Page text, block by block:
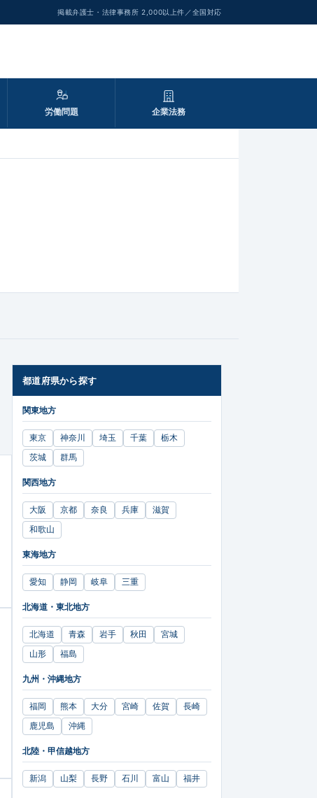
掲載弁護士・法律事務所 2,000以上件／全国対応
労働問題 企業法務
都道府県から探す
関東地方
東京 神奈川 埼玉 千葉
栃木
茨城
群馬
関西地方
大阪 京都 奈良 兵庫
滋賀
和歌山
東海地方
愛知 静岡 岐阜 三重
北海道・東北地方
北海道 青森 岩手 秋田
宮城
山形
福島
九州・沖縄地方
福岡 熊本 大分 宮崎 佐賀
長崎
鹿児島
沖縄
北陸・甲信越地方
新潟 山梨 長野 石川 富山 福井